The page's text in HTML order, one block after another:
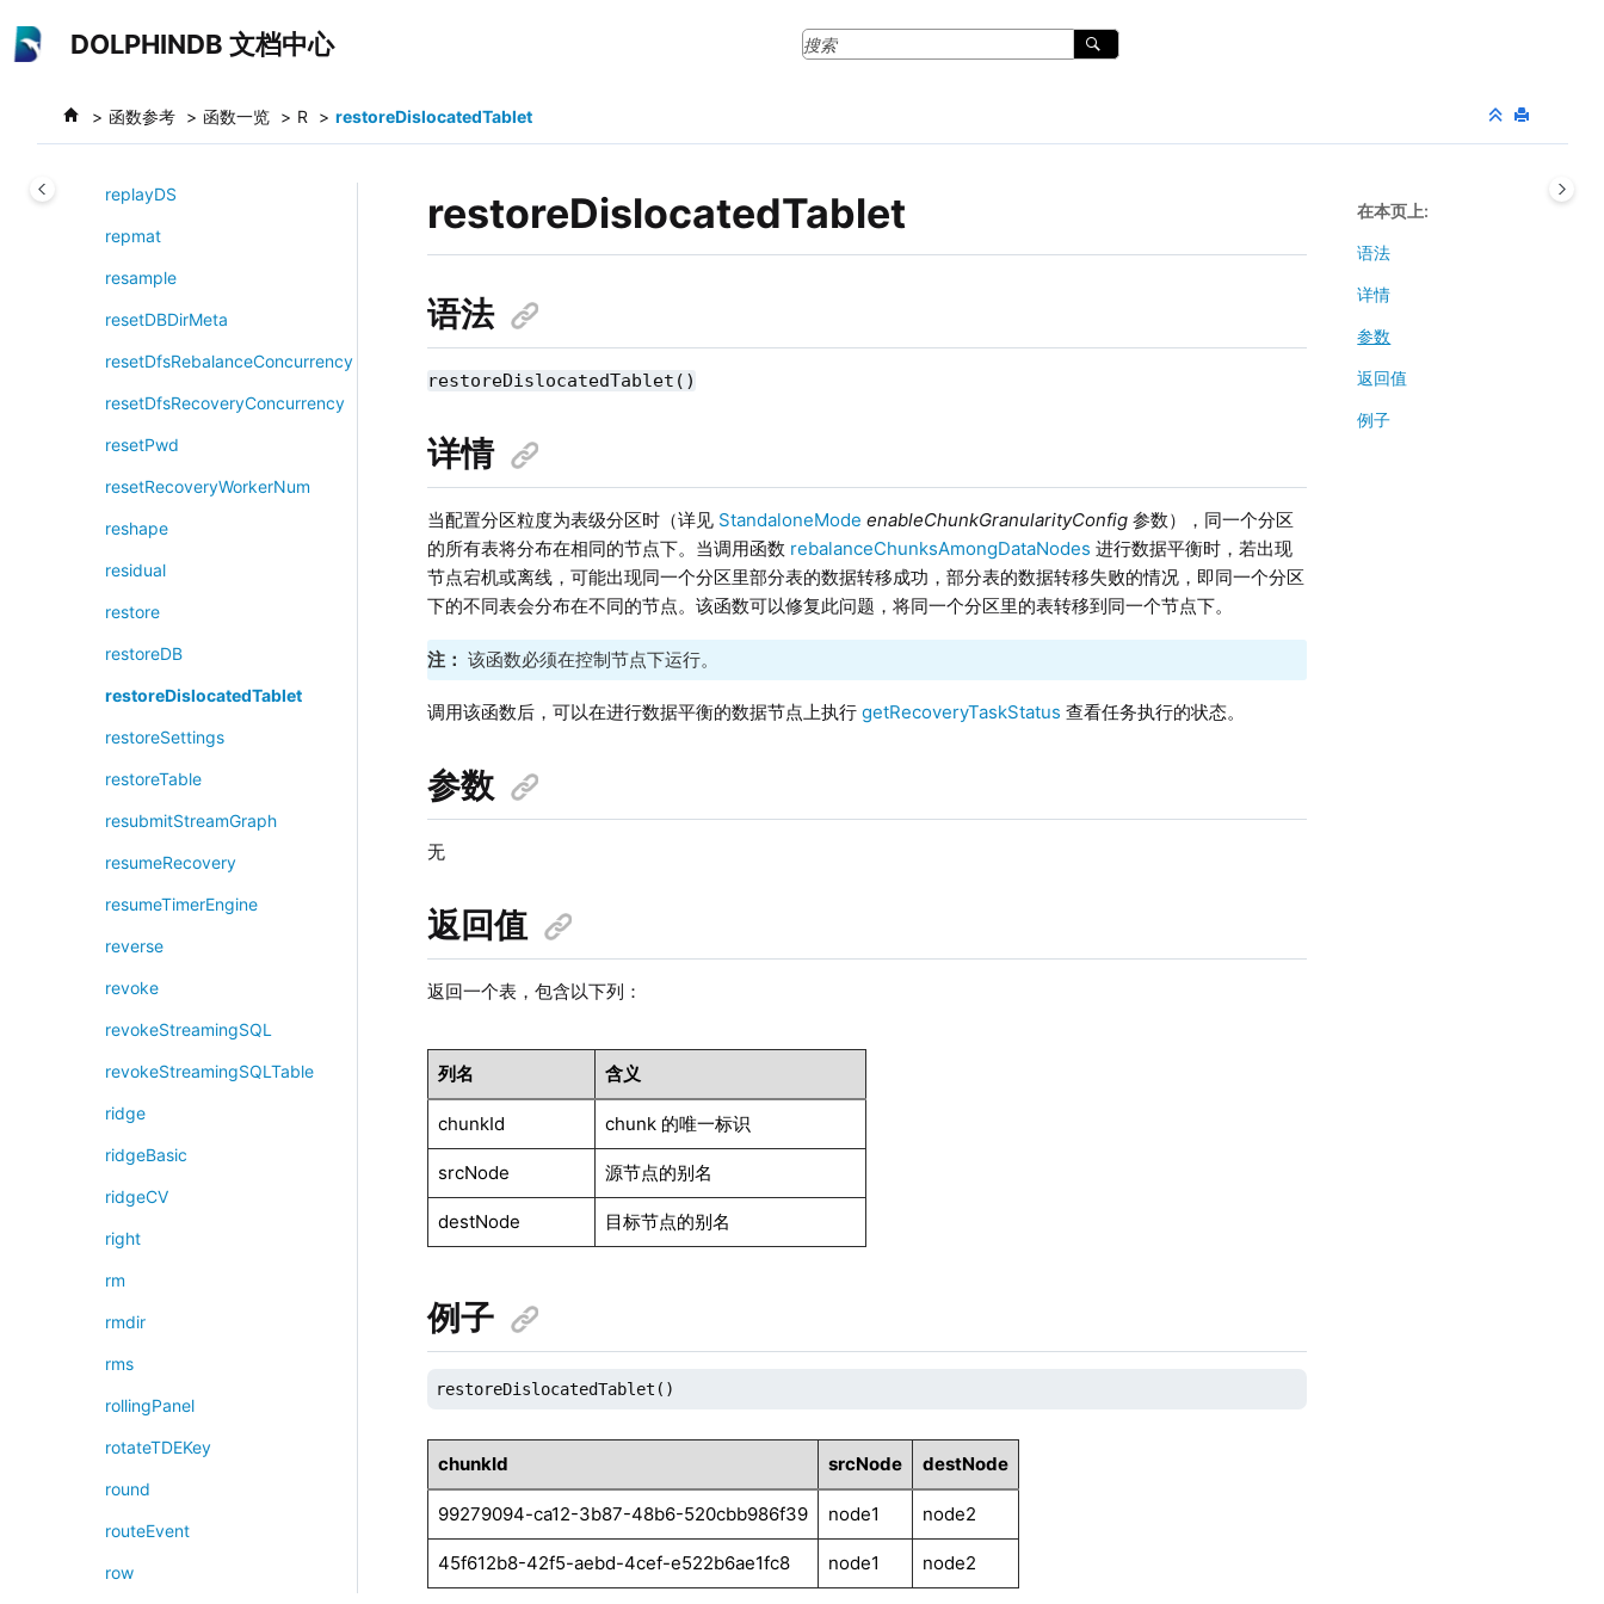
DOLPHINDB 文档中心
函数参考 函数一览 R restoreDislocatedTablet
replaceColumn!
replayDS
repmat
resample
resetDBDirMeta
resetDfsRebalanceConcurrency
resetDfsRecoveryConcurrency
resetPwd
resetRecoveryWorkerNum
reshape
residual
restore
restoreDB
restoreDislocatedTablet
restoreSettings
restoreTable
resubmitStreamGraph
resumeRecovery
resumeTimerEngine
reverse
revoke
revokeStreamingSQL
revokeStreamingSQLTable
ridge
ridgeBasic
ridgeCV
right
rm
rmdir
rms
rollingPanel
rotateTDEKey
round
routeEvent
row
restoreDislocatedTablet
语法
restoreDislocatedTablet()
详情
当配置分区粒度为表级分区时（详见 StandaloneMode enableChunkGranularityConfig 参数），同一个分区
的所有表将分布在相同的节点下。当调用函数 rebalanceChunksAmongDataNodes 进行数据平衡时，若出现
节点宕机或离线，可能出现同一个分区里部分表的数据转移成功，部分表的数据转移失败的情况，即同一个分区
下的不同表会分布在不同的节点。该函数可以修复此问题，将同一个分区里的表转移到同一个节点下。
注： 该函数必须在控制节点下运行。
调用该函数后，可以在进行数据平衡的数据节点上执行getRecoveryTaskStatus 查看任务执行的状态。
参数
无
返回值
返回一个表，包含以下列：
列名 含义
chunkId chunk 的唯一标识
srcNode 源节点的别名
destNode 目标节点的别名
例子
restoreDislocatedTablet()
chunkId srcNode destNode
99279094-ca12-3b87-48b6-520cbb986f39 node1 node2
45f612b8-42f5-aebd-4cef-e522b6ae1fc8 node1 node2
在本页上
语法
详情
参数
返回值
例子